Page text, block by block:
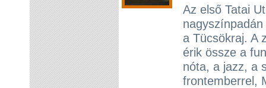
Az első Tatai
a Tücsökraj. A
érik össze a
nóta, a jazz, a
frontemberrel,